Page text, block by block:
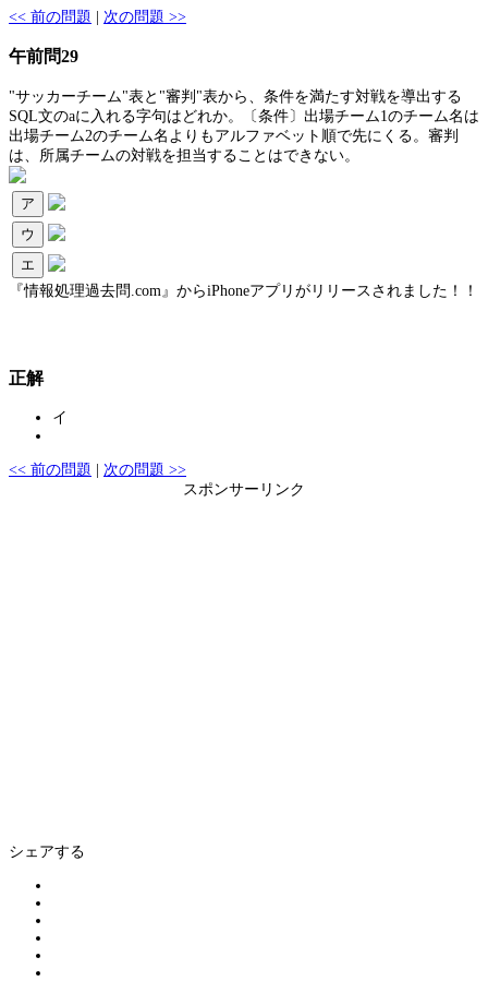
<< 前の問題 次の問題 >>
午前問29
"サッカーチーム"表と"審判"表から、条件を満たす対戦を導出する
SQL文のaに入れる字句はどれか。〔条件〕出場チーム1のチーム名は
出場チーム2のチーム名よりもアルファベット順で先にくる。審判
は、所属チームの対戦を担当することはできない。
ア
ウ
エ
『情報処理過去問.com』からiPhoneアプリがリリースされました！！
正解
イ
<< 前の問題
次の問題 >>
スポンサーリンク
シェアする